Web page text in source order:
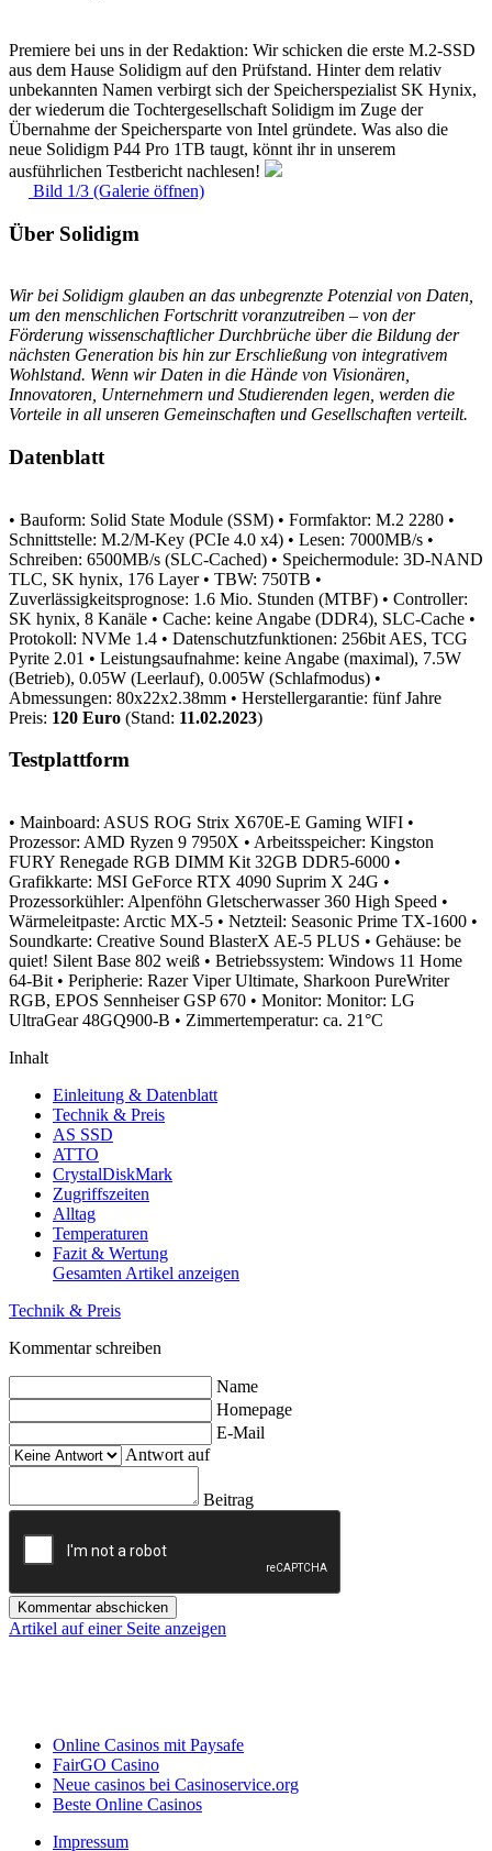
Premiere bei uns in der Redaktion: Wir schicken die erste M.2-SSD
aus dem Hause Solidigm auf den Prüfstand. Hinter dem relativ
unbekannten Namen verbirgt sich der Speicherspezialist SK Hynix,
der wiederum die Tochtergesellschaft Solidigm im Zuge der
Übernahme der Speichersparte von Intel gründete. Was also die
neue Solidigm P44 Pro 1TB taugt, könnt ihr in unserem
ausführlichen Testbericht nachlesen!
Bild 1/3 (Galerie öffnen)
Über Solidigm
Wir bei Solidigm glauben an das unbegrenzte Potenzial von Daten,
um den menschlichen Fortschritt voranzutreiben – von der
Förderung wissenschaftlicher Durchbrüche über die Bildung der
nächsten Generation bis hin zur Erschließung von integrativem
Wohlstand. Wenn wir Daten in die Hände von Visionären,
Innovatoren, Unternehmern und Studierenden legen, werden die
Vorteile in all unseren Gemeinschaften und Gesellschaften verteilt.
Datenblatt
• Bauform: Solid State Module (SSM) • Formfaktor: M.2 2280 •
Schnittstelle: M.2/M-Key (PCIe 4.0 x4) • Lesen: 7000MB/s •
Schreiben: 6500MB/s (SLC-Cached) • Speichermodule: 3D-NAND
TLC, SK hynix, 176 Layer • TBW: 750TB •
Zuverlässigkeitsprognose: 1.6 Mio. Stunden (MTBF) • Controller:
SK hynix, 8 Kanäle • Cache: keine Angabe (DDR4), SLC-Cache •
Protokoll: NVMe 1.4 • Datenschutzfunktionen: 256bit AES, TCG
Pyrite 2.01 • Leistungsaufnahme: keine Angabe (maximal), 7.5W
(Betrieb), 0.05W (Leerlauf), 0.005W (Schlafmodus) •
Abmessungen: 80x22x2.38mm • Herstellergarantie: fünf Jahre
Preis: 120 Euro (Stand: 11.02.2023)
Testplattform
• Mainboard: ASUS ROG Strix X670E-E Gaming WIFI •
Prozessor: AMD Ryzen 9 7950X • Arbeitsspeicher: Kingston
FURY Renegade RGB DIMM Kit 32GB DDR5-6000 •
Grafikkarte: MSI GeForce RTX 4090 Suprim X 24G •
Prozessorkühler: Alpenföhn Gletscherwasser 360 High Speed •
Wärmeleitpaste: Arctic MX-5 • Netzteil: Seasonic Prime TX-1600 •
Soundkarte: Creative Sound BlasterX AE-5 PLUS • Gehäuse: be
quiet! Silent Base 802 weiß • Betriebssystem: Windows 11 Home
64-Bit • Peripherie: Razer Viper Ultimate, Sharkoon PureWriter
RGB, EPOS Sennheiser GSP 670 • Monitor: Monitor: LG
UltraGear 48GQ900-B • Zimmertemperatur: ca. 21°C
Inhalt
Einleitung & Datenblatt
Technik & Preis
AS SSD
ATTO
CrystalDiskMark
Zugriffszeiten
Alltag
Temperaturen
Fazit & Wertung
Gesamten Artikel anzeigen
Technik & Preis
Kommentar schreiben
Name
Homepage
E-Mail
Antwort auf
Beitrag
Kommentar abschicken
Artikel auf einer Seite anzeigen
Online Casinos mit Paysafe
FairGO Casino
Neue casinos bei Casinoservice.org
Beste Online Casinos
Impressum